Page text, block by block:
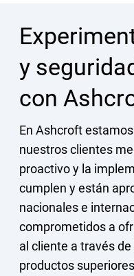
y
con
En Ashcroft
nuestros clientes
proactivo y la
cumplen y están
nacionales e
comprometidos a
al cliente a través
productos